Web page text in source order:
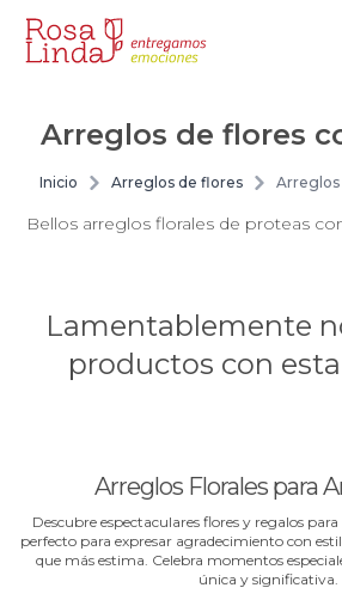
Arreglos de flores
Inicio Arreglos de flores Arreglos
Bellos arreglos florales de proteas
Lamentablemente
productos con
Arreglos Florales para
Descubre espectaculares flores y regalos
perfecto para expresar agradecimiento con
que más estima. Celebra momentos
única y significativa.